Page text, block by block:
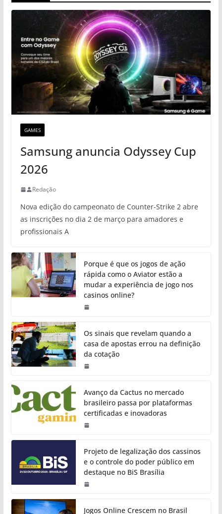
GAMES
Samsung anuncia Odyssey Cup
2026
Redação
Nova edição do campeonato de Counter-Strike 2 abre
as inscrições no dia 2 de março para amadores e
profissionais A
Porque é que os jogos de ação
rápida como o Aviator estão a
mudar a experiência de jogo nos
casinos online?
Os sinais que revelam quando a
casa de apostas errou na definição
da cotação
Avanço da Cactus no mercado
brasileiro passa por plataformas
certificadas e inovadoras
Projeto de legalização dos cassinos
e o controle do poder público em
destaque no BiS Brasília
Jogos Online Crescem no Brasil